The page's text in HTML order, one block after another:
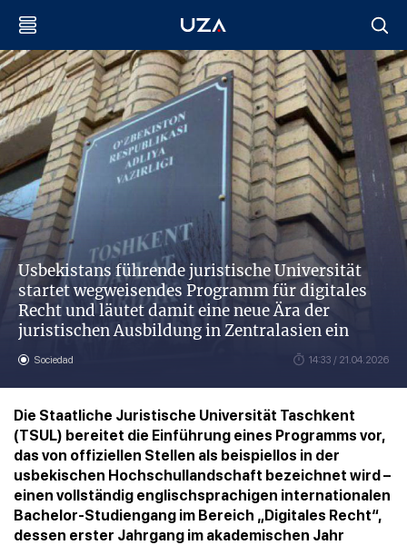
Usbekistans führende juristische Universität
startet wegweisendes Programm für digitales
Recht und läutet damit eine neue Ära der
juristischen Ausbildung in Zentralasien ein
Sociedad 14:33 / 21.04.2026
Die Staatliche Juristische Universität Taschkent
(TSUL) bereitet die Einführung eines Programms vor,
das von offiziellen Stellen als beispiellos in der
usbekischen Hochschullandschaft bezeichnet wird –
einen vollständig englischsprachigen internationalen
Bachelor-Studiengang im Bereich „Digitales Recht“,
dessen erster Jahrgang im akademischen Jahr